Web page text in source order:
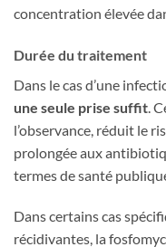
concentration élevée
Durée du traitement
Dans le cas d’une
une seule prise suffit .
l’observance, réduit le
prolongée aux
termes de santé
Dans certains cas
récidivantes, la